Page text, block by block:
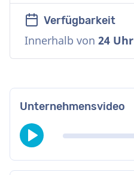
Verfügbarkeit
Innerhalb von 24 Uhr
Unternehmensvideo